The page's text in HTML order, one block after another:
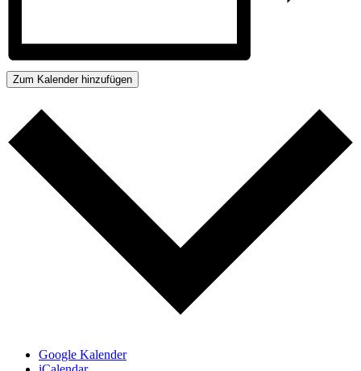
Zum Kalender hinzufügen
Google Kalender